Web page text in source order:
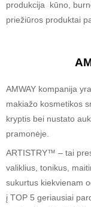
produkcija kūno,
priežiūros produktai
AMWAY kompanija
makiažo kosmetikos
kryptis bei nustato
pramonėje.
ARTISTRY™ – tai
valiklius, tonikus,
sukurtus kiekvienam
į TOP 5 geriausiai